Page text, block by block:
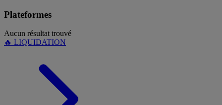
Plateformes
Aucun résultat trouvé
🔥 LIQUIDATION